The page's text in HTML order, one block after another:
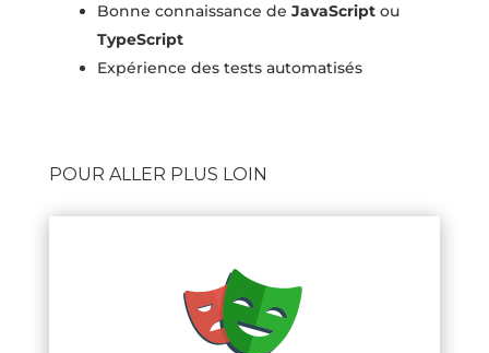
Bonne connaissance de JavaScriptou
TypeScript
Expérience des tests automatisés
POUR ALLER PLUS LOIN